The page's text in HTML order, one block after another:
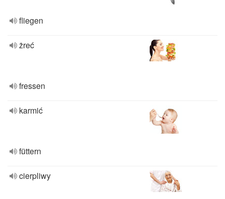
fliegen
żreć
fressen
karmić
füttern
cierpliwy